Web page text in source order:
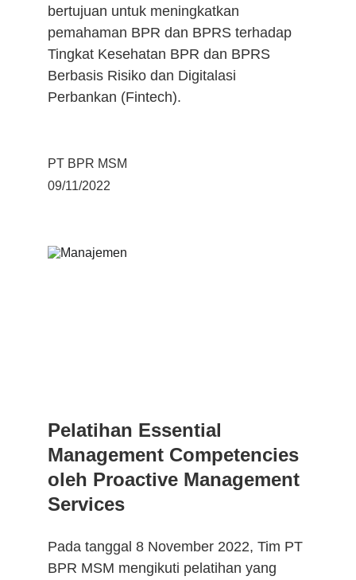
Pelatihan Essential
Management Competencies
oleh Proactive Management
Services
Pada tanggal 8 November 2022, Tim PT
BPR MSM mengikuti pelatihan yang
bertujuan untuk meningkatkan
pemahaman BPR dan BPRS terhadap
Tingkat Kesehatan BPR dan BPRS
Berbasis Risiko dan Digitalasi
Perbankan (Fintech).
PT BPR MSM
09/11/2022